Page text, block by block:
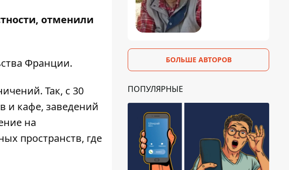
отменили
Франции.
Так, с 30
и кафе, заведений
на
пространств, где
БОЛЬШЕ АВТОРОВ
ПОПУЛЯРНЫЕ